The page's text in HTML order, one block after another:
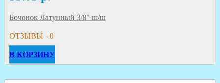
Бочонок Латунный 3/8" ш/ш
ОТЗЫВЫ - 0
В КОРЗИНУ